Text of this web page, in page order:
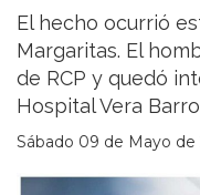
El hecho ocurrió
Margaritas. El
de RCP y quedó
Hospital Vera
Sábado 09 de Mayo de